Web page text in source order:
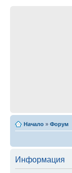
Начало » Форум
Информация